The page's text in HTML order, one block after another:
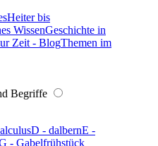
Heiter bis
WissenGeschichte in
Zeit - BlogThemen im
Begriffe
D - dalbernE -
- Gabelfrühstück